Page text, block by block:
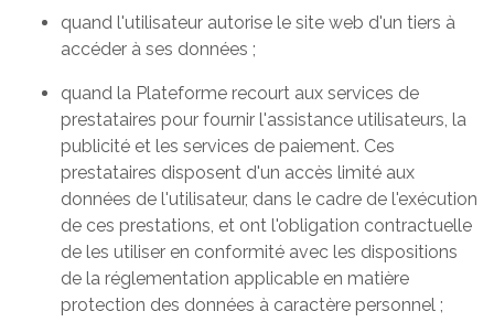
quand l'utilisateur autorise le site web d'un tiers à
accéder à ses données ;
quand la Plateforme recourt aux services de
prestataires pour fournir l'assistance utilisateurs, la
publicité et les services de paiement. Ces
prestataires disposent d'un accès limité aux
données de l'utilisateur, dans le cadre de l'exécution
de ces prestations, et ont l'obligation contractuelle
de les utiliser en conformité avec les dispositions
de la réglementation applicable en matière
protection des données à caractère personnel ;